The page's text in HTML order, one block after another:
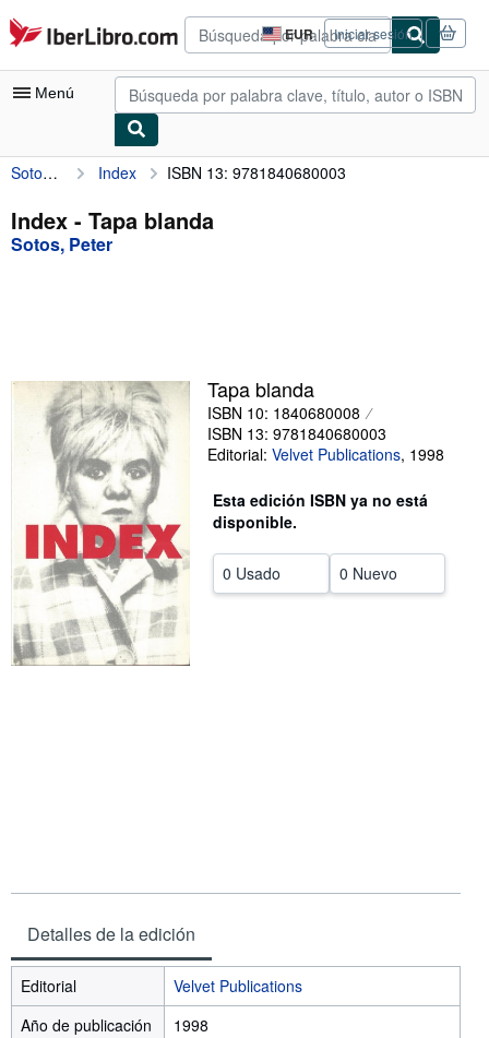
Pasar al contenido principal
IberLibro.com EUR
Preferencias
de
compra
del
Iniciar sesión
Menú
Mi cuenta
Consultar mis pedidos
Búsqueda avanzada
Vendedores
Comenzar a vender
Ayuda
CERRAR
Sotos, Peter Index ISBN 13: 9781840680003
Index - Tapa blanda
Sotos, Peter
Tapa blanda
ISBN 10: 1840680008
ISBN 13: 9781840680003
Editorial: Velvet Publications, 1998
Esta edición ISBN ya no está
disponible.
0 Usado 0 Nuevo
Detalles de la edición
Editorial
Velvet Publications
Año de publicación
1998